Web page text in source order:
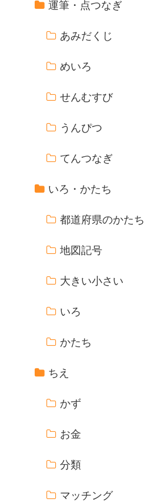
運筆・点つなぎ
あみだくじ
めいろ
せんむすび
うんぴつ
てんつなぎ
いろ・かたち
都道府県のかたち
地図記号
大きい小さい
いろ
かたち
ちえ
かず
お金
分類
マッチング